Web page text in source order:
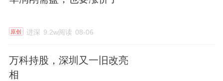
原创 进深 9.2w阅读 08-06
万科持股，深圳又一旧改亮
相